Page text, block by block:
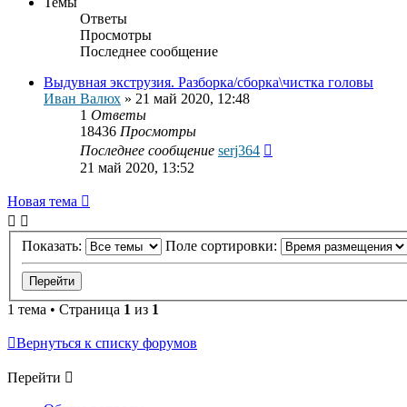
Ответы
Просмотры
Последнее сообщение
Выдувная экструзия. Разборка/сборка\чистка головы
Иван Валюх » 21 май 2020, 12:48
1 Ответы
18436 Просмотры
Последнее сообщение serj364
21 май 2020, 13:52
Новая тема
Показать: Поле сортировки:
1 тема • Страница 1 из 1
Вернуться к списку форумов
Перейти